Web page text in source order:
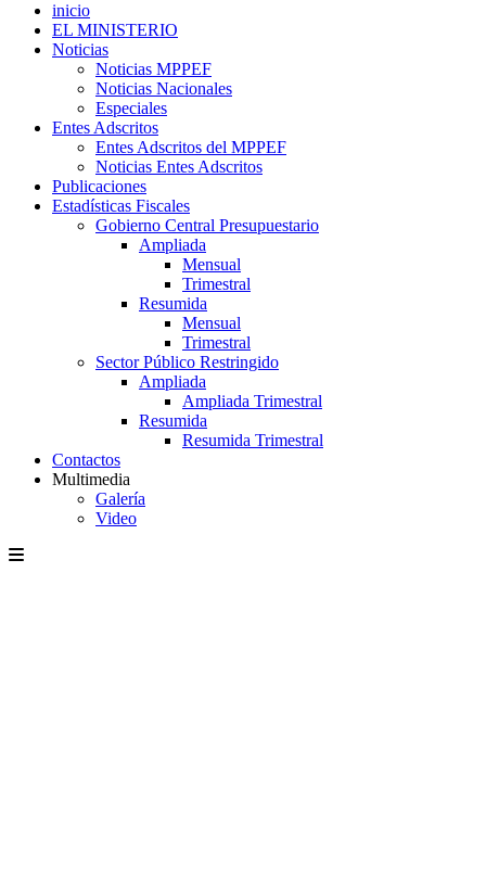
inicio
EL MINISTERIO
Noticias
Noticias MPPEF
Noticias Nacionales
Especiales
Entes Adscritos
Entes Adscritos del MPPEF
Noticias Entes Adscritos
Publicaciones
Estadísticas Fiscales
Gobierno Central Presupuestario
Ampliada
Mensual
Trimestral
Resumida
Mensual
Trimestral
Sector Público Restringido
Ampliada
Ampliada Trimestral
Resumida
Resumida Trimestral
Contactos
Multimedia
Galería
Video